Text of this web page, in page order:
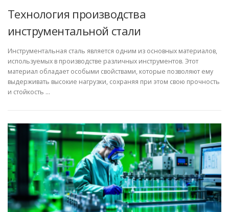
Технология производства
инструментальной стали
Инструментальная сталь является одним из основных материалов,
используемых в производстве различных инструментов. Этот
материал обладает особыми свойствами, которые позволяют ему
выдерживать высокие нагрузки, сохраняя при этом свою прочность
и стойкость …